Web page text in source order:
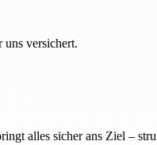
uns versichert.
alles sicher ans Ziel –